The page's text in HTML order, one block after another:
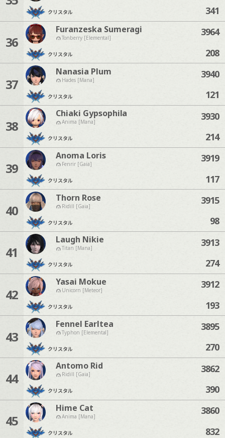
クリスタル 341
36
Furanzeska Sumeragi
Tonberry [Elemental]
クリスタル
3964
208
37
Nanasia Plum
Hades [Mana]
クリスタル
3940
121
38
Chiaki Gypsophila
Anima [Mana]
クリスタル
3930
214
39
Anoma Loris
Fenrir [Gaia]
クリスタル
3919
117
40
Thorn Rose
Ridill [Gaia]
クリスタル
3915
98
41
Laugh Nikie
Titan [Mana]
クリスタル
3913
274
42
Yasai Mokue
Unicorn [Meteor]
クリスタル
3912
193
43
Fennel Earltea
Typhon [Elemental]
クリスタル
3895
270
44
Antomo Rid
Ridill [Gaia]
クリスタル
3862
390
45
Hime Cat
Anima [Mana]
クリスタル
3860
832